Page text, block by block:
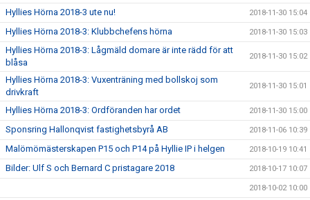
Hyllies Hörna 2018-3 ute nu! 2018-11-30 15:04
Hyllies Hörna 2018-3: Klubbchefens hörna 2018-11-30 15:03
Hyllies Hörna 2018-3: Lågmäld domare är inte rädd för att
blåsa
2018-11-30 15:02
Hyllies Hörna 2018-3: Vuxenträning med bollskoj som
drivkraft
2018-11-30 15:01
Hyllies Hörna 2018-3: Ordföranden har ordet 2018-11-30 15:00
Sponsring Hallonqvist fastighetsbyrå AB 2018-11-06 10:39
Malömömästerskapen P15 och P14 på Hyllie IP i helgen 2018-10-19 10:41
Bilder: Ulf S och Bernard C pristagare 2018 2018-10-17 10:07
2018-10-02 10:00